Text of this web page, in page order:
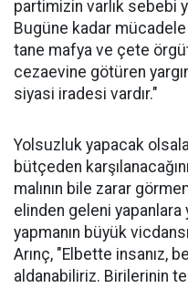
partimizin varlık sebebi
Bugüne kadar
tane mafya ve çete
cezaevine götüren
siyasi iradesi vardır."
Yolsuzluk yapacak
bütçeden
malının bile zarar
elinden geleni
yapmanın büyük
Arınç, "Elbette insanız,
aldanabiliriz. Birilerinin